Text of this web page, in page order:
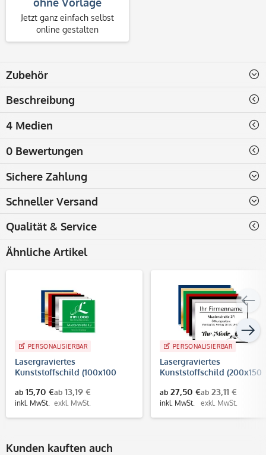
Jetzt ganz einfach selbst
online gestalten
Zubehör
Beschreibung
4 Medien
0 Bewertungen
Sichere Zahlung
Schneller Versand
Qualität & Service
Ähnliche Artikel
PERSONALISIERBAR
Lasergraviertes
Kunststoffschild (100x100
ab 15,70 €
inkl. MwSt.
ab 13,19 €
exkl. MwSt.
PERSONALISIERBAR
Lasergraviertes
Kunststoffschild (200x150
ab 27,50 €
inkl. MwSt.
ab 23,11 €
exkl. MwSt.
Kunden kauften auch